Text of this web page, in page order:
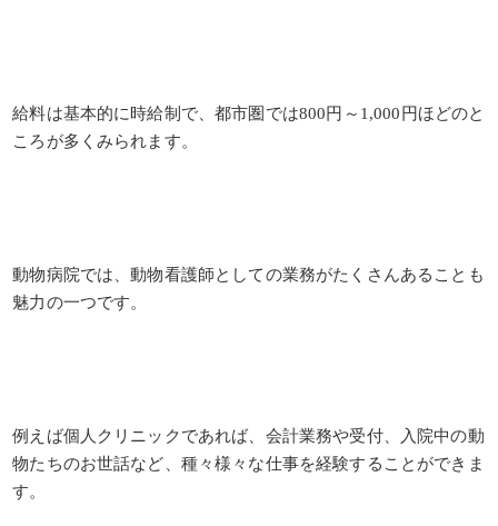
給料は基本的に時給制で、都市圏では800円～1,000円ほどのと
ころが多くみられます。
動物病院では、動物看護師としての業務がたくさんあることも
魅力の一つです。
例えば個人クリニックであれば、会計業務や受付、入院中の動
物たちのお世話など、種々様々な仕事を経験することができま
す。